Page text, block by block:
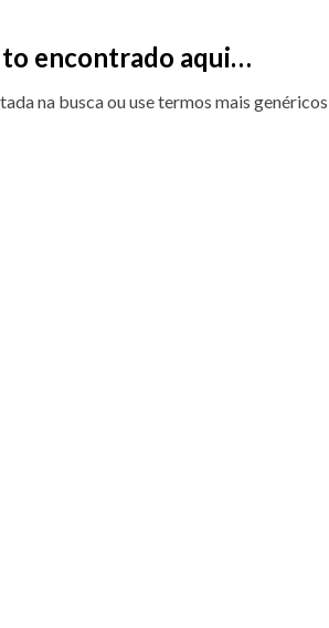
encontrado aqui…
na busca ou use termos mais genéricos